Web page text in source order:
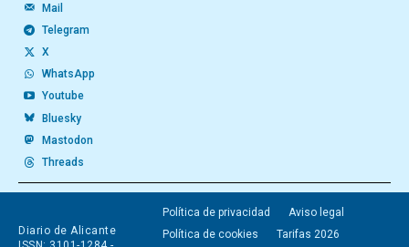
Mail
Telegram
X
WhatsApp
Youtube
Bluesky
Mastodon
Threads
Diario de Alicante
Política de privacidad
Aviso legal
Política de cookies
Tarifas 2026